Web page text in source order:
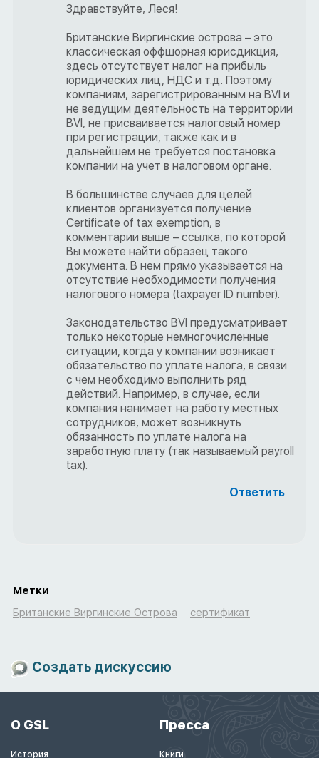
Здравствуйте, Леся!
Британские Виргинские острова – это
классическая оффшорная юрисдикция,
здесь отсутствует налог на прибыль
юридических лиц, НДС и т.д. Поэтому
компаниям, зарегистрированным на BVI и
не ведущим деятельность на территории
BVI, не присваивается налоговый номер
при регистрации, также как и в
дальнейшем не требуется постановка
компании на учет в налоговом органе.
В большинстве случаев для целей
клиентов организуется получение
Certificate of tax exemption, в
комментарии выше – ссылка, по которой
Вы можете найти образец такого
документа. В нем прямо указывается на
отсутствие необходимости получения
налогового номера (taxpayer ID number).
Законодательство BVI предусматривает
только некоторые немногочисленные
ситуации, когда у компании возникает
обязательство по уплате налога, в связи
с чем необходимо выполнить ряд
действий. Например, в случае, если
компания нанимает на работу местных
сотрудников, может возникнуть
обязанность по уплате налога на
заработную плату (так называемый payroll
tax).
Ответить
Метки
Британские Виргинские Острова
сертификат
Создать дискуссию
О GSL
История
Пресса
Книги